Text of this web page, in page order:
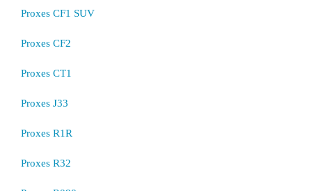
Proxes CF1 SUV
Proxes CF2
Proxes CT1
Proxes J33
Proxes R1R
Proxes R32